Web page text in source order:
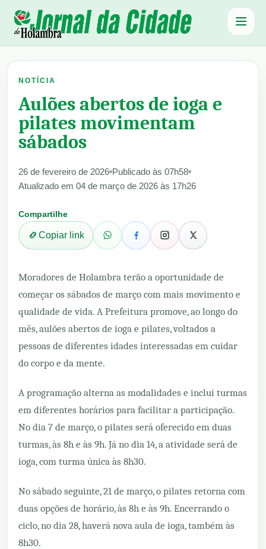
Abrir
NOTÍCIA
Aulões abertos de ioga e
pilates movimentam
sábados
26 de fevereiro de 2026 Publicado às 07h58
Atualizado em 04 de março de 2026 às 17h26
Compartilhe
Copiar link
Moradores de Holambra terão a oportunidade de
começar os sábados de março com mais movimento e
qualidade de vida. A Prefeitura promove, ao longo do
mês, aulões abertos de ioga e pilates, voltados a
pessoas de diferentes idades interessadas em cuidar
do corpo e da mente.
A programação alterna as modalidades e inclui turmas
em diferentes horários para facilitar a participação.
No dia 7 de março, o pilates será oferecido em duas
turmas, às 8h e às 9h. Já no dia 14, a atividade será de
ioga, com turma única às 8h30.
No sábado seguinte, 21 de março, o pilates retorna com
duas opções de horário, às 8h e às 9h. Encerrando o
ciclo, no dia 28, haverá nova aula de ioga, também às
8h30.